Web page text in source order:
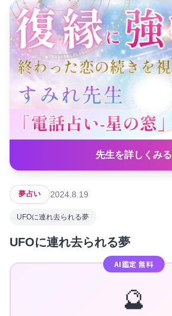
先生を詳しくみる
夢占い 2024.8.19
UFOに連れ去られる夢
UFOに連れ去られる夢
AI鑑定 無料
🔮